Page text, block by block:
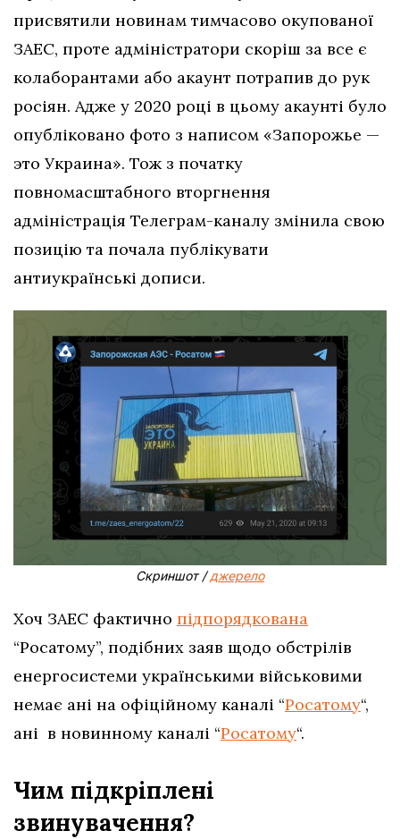
присвятили новинам тимчасово окупованої
ЗАЕС, проте адміністратори скоріш за все є
колаборантами або акаунт потрапив до рук
росіян. Адже у 2020 році в цьому акаунті було
опубліковано фото з написом «Запорожье —
это Украина». Тож з початку
повномасштабного вторгнення
адміністрація Телеграм-каналу змінила свою
позицію та почала публікувати
антиукраїнські дописи.
Скриншот /джерело
Хоч ЗАЕС фактично підпорядкована
“Росатому”, подібних заяв щодо обстрілів
енергосистеми українськими військовими
немає ані на офіційному каналі “Росатому“,
ані в новинному каналі “Росатому“.
Чим підкріплені
звинувачення?